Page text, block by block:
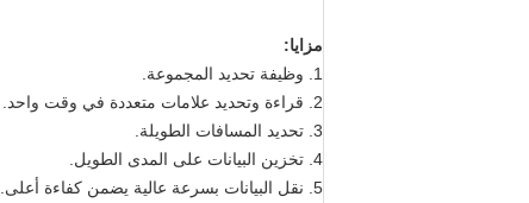
مزايا:
1. وظيفة تحديد المجموعة.
2. قراءة وتحديد علامات متعددة في وقت واحد.
3. تحديد المسافات الطويلة.
4. تخزين البيانات على المدى الطويل.
5. نقل البيانات بسرعة عالية يضمن كفاءة أعلى.